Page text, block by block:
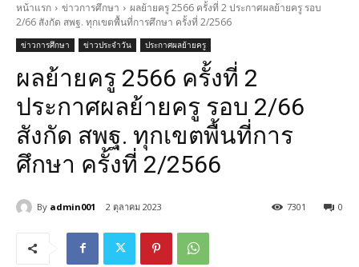
หน้าแรก ข่าวการศึกษา
ผลย้ายครู 2566 ครั้งที่ 2 ประกาศผลย้ายครู รอบ
2/66 สังกัด สพฐ. ทุกเขตพื้นที่การศึกษา ครั้งที่ 2/2566
ข่าวการศึกษา ข่าวประจำวัน ประกาศผลย้ายครู
ผลย้ายครู 2566 ครั้งที่ 2
ประกาศผลย้ายครู รอบ 2/66
สังกัด สพฐ. ทุกเขตพื้นที่การ
ศึกษา ครั้งที่ 2/2566
By admin001 2 ตุลาคม 2023 0
7301